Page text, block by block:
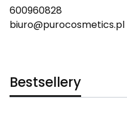
600960828
biuro@purocosmetics.pl
Bestsellery